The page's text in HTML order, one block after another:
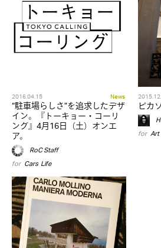
2016.04.15 News
“駐車場らしさ”を追求したデザ
イン。『トーキョー・コーリ
ング』4月16日（土）オンエ
ア。
RoC Staff
for Cars,Life
ピカ
for Art,